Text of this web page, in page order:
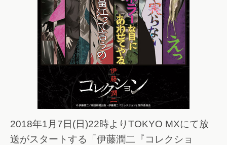
2018年1月7日(日)22時よりTOKYO MXにて放
送がスタートする「伊藤潤二『コレクショ